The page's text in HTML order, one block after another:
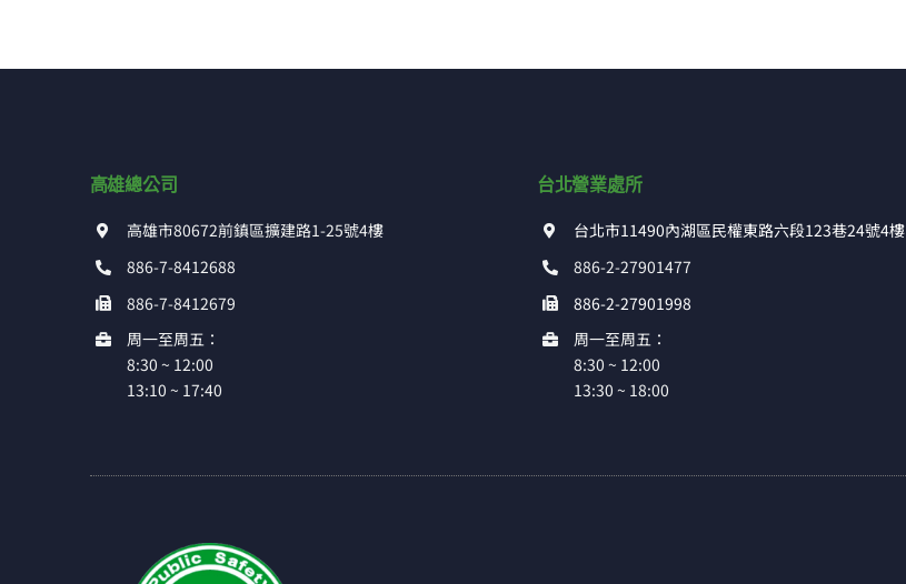
高雄總公司
高雄市80672前鎮區擴建路1-25號4樓
886-7-8412688
886-7-8412679
周一至周五：
8:30 ~ 12:00
13:10 ~ 17:40
台北營業處所
台北市11490內湖區民權東路六段123巷24號4樓
886-2-27901477
886-2-27901998
周一至周五：
8:30 ~ 12:00
13:30 ~ 18:00